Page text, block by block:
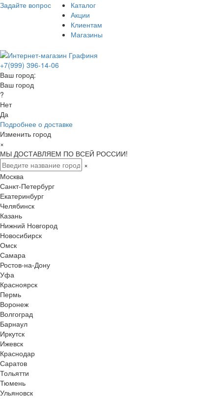
Задайте вопрос
Каталог
Акции
Клиентам
Магазины
+7(999) 396-14-06
Ваш город:
Ваш город
?
Нет
Да
Подробнее о доставке
Изменить город
×
МЫ ДОСТАВЛЯЕМ ПО ВСЕЙ РОССИИ!
×
Москва
Санкт-Петербург
Екатеринбург
Челябинск
Казань
Нижний Новгород
Новосибирск
Омск
Самара
Ростов-на-Дону
Уфа
Красноярск
Пермь
Воронеж
Волгоград
Барнаул
Иркутск
Ижевск
Краснодар
Саратов
Тольятти
Тюмень
Ульяновск